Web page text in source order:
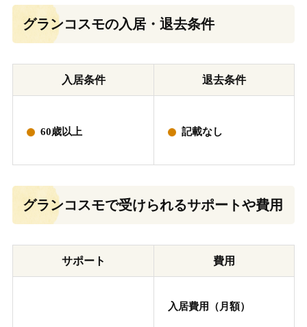
グランコスモの入居・退去条件
入居条件 退去条件
60歳以上 記載なし
グランコスモで受けられるサポートや費用
サポート 費用
入居費用（月額）